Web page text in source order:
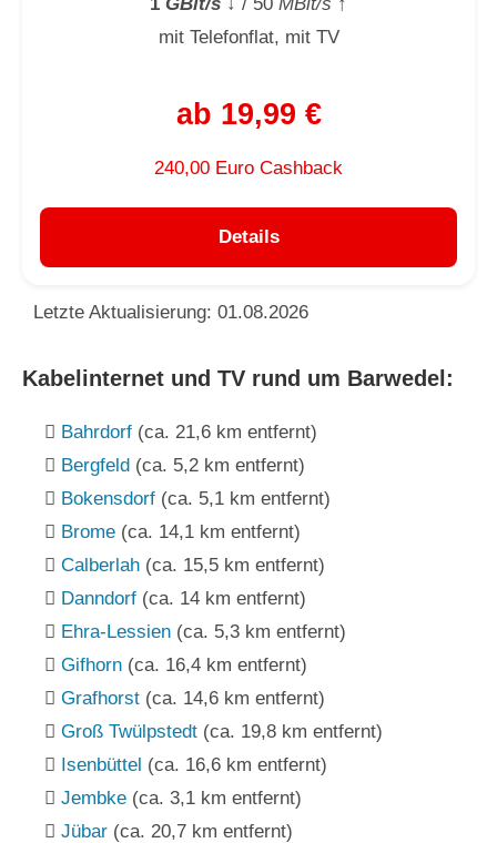
mit Telefonflat, mit TV
ab 19,99 €
240,00 Euro Cashback
Details
Letzte Aktualisierung: 01.08.2026
Kabelinternet und TV rund um Barwedel:
Bahrdorf (ca. 21,6 km entfernt)
Bergfeld (ca. 5,2 km entfernt)
Bokensdorf (ca. 5,1 km entfernt)
Brome (ca. 14,1 km entfernt)
Calberlah (ca. 15,5 km entfernt)
Danndorf (ca. 14 km entfernt)
Ehra-Lessien (ca. 5,3 km entfernt)
Gifhorn (ca. 16,4 km entfernt)
Grafhorst (ca. 14,6 km entfernt)
Groß Twülpstedt (ca. 19,8 km entfernt)
Isenbüttel (ca. 16,6 km entfernt)
Jembke (ca. 3,1 km entfernt)
Jübar (ca. 20,7 km entfernt)